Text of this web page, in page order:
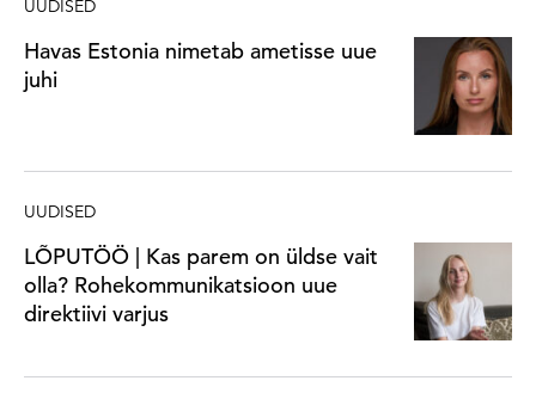
UUDISED
Havas Estonia nimetab ametisse uue
juhi
UUDISED
LÕPUTÖÖ | Kas parem on üldse vait
olla? Rohekommunikatsioon uue
direktiivi varjus